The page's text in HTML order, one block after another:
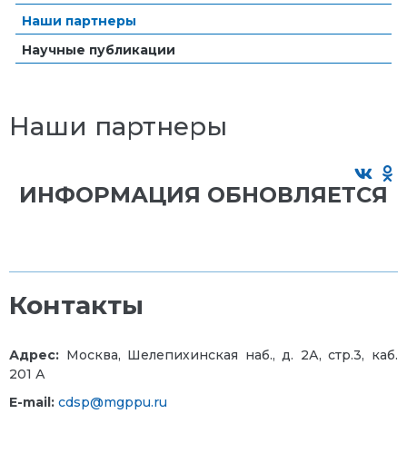
Наши партнеры
Научные публикации
Наши партнеры
ИНФОРМАЦИЯ ОБНОВЛЯЕТСЯ
Контакты
Адрес: Москва, Шелепихинская наб., д. 2А, стр.3, каб.
201 А
E-mail: cdsp@mgppu.ru